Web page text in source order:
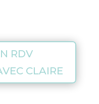
RDV
CLAIRE